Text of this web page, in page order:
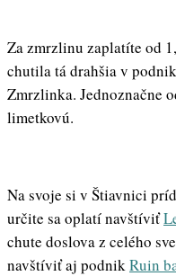
Za zmrzlinu zaplatíte od
chutila tá drahšia v
Zmrzlinka. Jednoznačne
limetkovú.
Na svoje si v Štiavnici
určite sa oplatí navštíviť
chute doslova z celého
navštíviť aj podnik Ruin